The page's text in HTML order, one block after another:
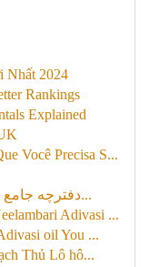
Nhất 2024
Rankings
Explained
Você Precisa S...
دفترچه جامع طراحی سایت با این پلتفرم وردپر...
Adivasi ...
oil You ...
Thủ Lô hô...